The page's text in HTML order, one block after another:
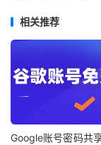
相关推荐
Google账号密码共